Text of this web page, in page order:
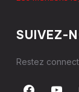
SUIVEZ-
Restez
facebookyoutube